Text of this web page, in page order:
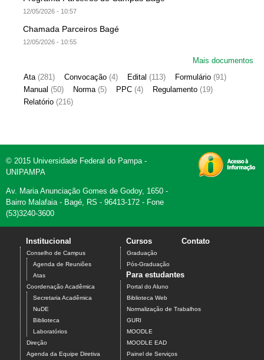
12/05/2026 - 10:57
Chamada Parceiros Bagé
12/05/2026 - 10:55
Mais documentos
Ata (281) Convocação (4) Edital (113) Formulário (91)
Manual (50) Norma (5) PPC (4) Regulamento (19)
Relatório (216)
© 2015 Universidade Federal do Pampa -
UNIPAMPA
Av. Maria Anunciação Gomes de Godoy, 1650 -
Bairro Malafaia - Bagé, RS - 96413-172 - Fone
(53)3240-3600
Institucional
Conselho de Campus
Agenda de Reuniões
Atas
Coordenação Acadêmica
Secretaria Acadêmica
NuDE
Biblioteca
Laboratórios
Direção
Agenda da Equipe Diretiva
Cursos
Graduação
Pós-Graduação
Contato
Para estudantes
Portal do Aluno
Biblioteca Web
Normalização de Trabalhos
GURI
MOODLE
MOODLE EAD
Painel de Serviços